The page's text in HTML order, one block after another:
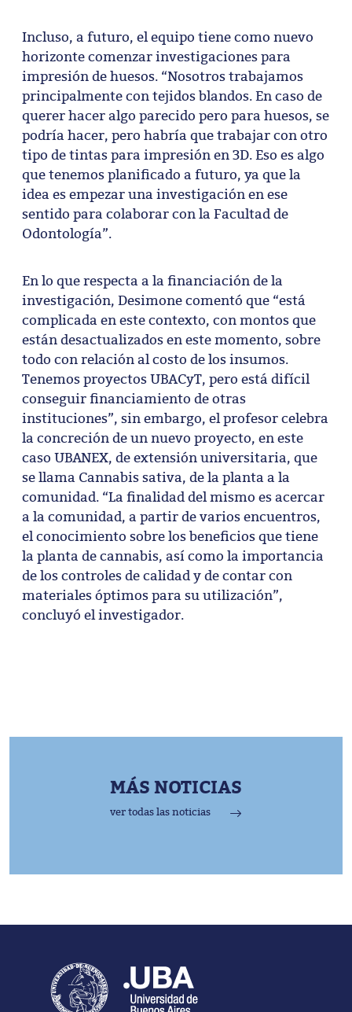
Incluso, a futuro, el equipo tiene como nuevo
horizonte comenzar investigaciones para
impresión de huesos. “Nosotros trabajamos
principalmente con tejidos blandos. En caso de
querer hacer algo parecido pero para huesos, se
podría hacer, pero habría que trabajar con otro
tipo de tintas para impresión en 3D. Eso es algo
que tenemos planificado a futuro, ya que la
idea es empezar una investigación en ese
sentido para colaborar con la Facultad de
Odontología”.
En lo que respecta a la financiación de la
investigación, Desimone comentó que “está
complicada en este contexto, con montos que
están desactualizados en este momento, sobre
todo con relación al costo de los insumos.
Tenemos proyectos UBACyT, pero está difícil
conseguir financiamiento de otras
instituciones”, sin embargo, el profesor celebra
la concreción de un nuevo proyecto, en este
caso UBANEX, de extensión universitaria, que
se llama Cannabis sativa, de la planta a la
comunidad. “La finalidad del mismo es acercar
a la comunidad, a partir de varios encuentros,
el conocimiento sobre los beneficios que tiene
la planta de cannabis, así como la importancia
de los controles de calidad y de contar con
materiales óptimos para su utilización”,
concluyó el investigador.
MÁS NOTICIAS
ver todas las noticias